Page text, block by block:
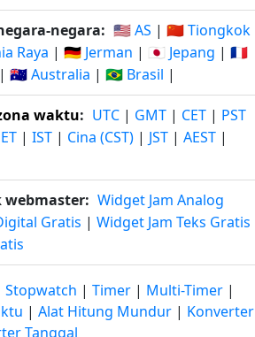
negara: 🇺🇸 AS | 🇨🇳 Tiongkok
Raya | 🇩🇪 Jerman | 🇯🇵 Jepang | 🇫🇷
| 🇦🇺 Australia | 🇧🇷 Brasil |
waktu: UTC | GMT | CET | PST
| IST | Cina (CST) | JST | AEST |
Widget Jam Analog
Gratis | Widget Jam Teks Gratis
Stopwatch | Timer | Multi-Timer |
| Alat Hitung Mundur | Konverter
Tanggal